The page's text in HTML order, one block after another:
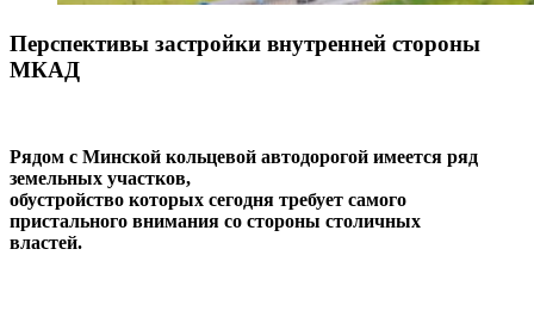
Перспективы застройки внутренней стороны
МКАД
Рядом с Минской кольцевой автодорогой имеется ряд
земельных участков,
обустройство которых сегодня требует самого
пристального внимания со стороны столичных
властей.